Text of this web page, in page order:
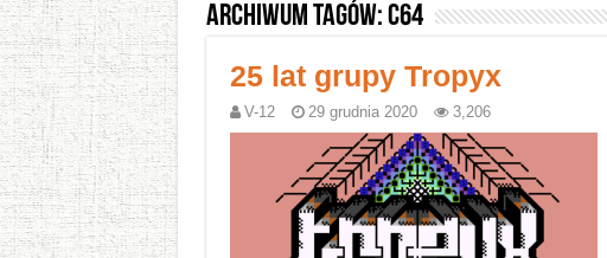
Archiwum tagów:C64
25 lat grupy Tropyx
V-12 29 grudnia 2020 3,206